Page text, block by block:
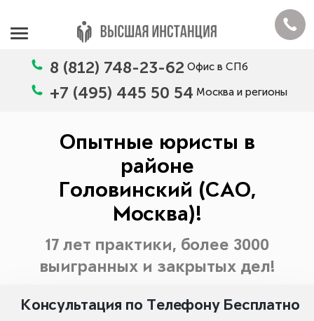
8 (812) 748-23-62 Офис в СПб
+7 (495) 445 50 54 Москва и регионы
Опытные юристы в
районе
Головинский (САО,
Москва)!
17 лет практики, более 3000
выигранных и закрытых дел!
Консультация по Телефону Бесплатно